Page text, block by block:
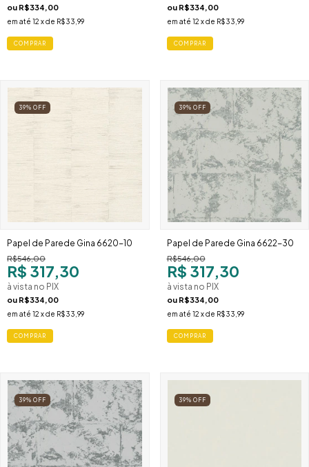
ou R$334,00
em até 12 x de R$33,99
ou R$334,00
em até 12 x de R$33,99
39% OFF
Papel de Parede Gina 6620-10
R$546,00
R$ 317,30
à vista no PIX
ou R$334,00
em até 12 x de R$33,99
39% OFF
Papel de Parede Gina 6622-30
R$546,00
R$ 317,30
à vista no PIX
ou R$334,00
em até 12 x de R$33,99
39% OFF 39% OFF